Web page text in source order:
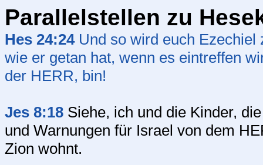
Parallelstellen zu
Hes 24:24Und so wird euch Ezechiel
wie er getan hat, wenn es eintreffen
der HERR, bin!
Jes 8:18 Siehe, ich und die Kinder,
und Warnungen für Israel von dem
Zion wohnt.